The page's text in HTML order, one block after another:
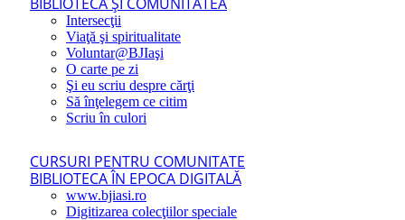
Intersecţii
Viaţă şi spiritualitate
Voluntar@BJIaşi
O carte pe zi
Şi eu scriu despre cărţi
Să înţelegem ce citim
Scriu în culori
CURSURI PENTRU COMUNITATE
BIBLIOTECA ÎN EPOCA DIGITALĂ
www.bjiasi.ro
Digitizarea colecţiilor speciale